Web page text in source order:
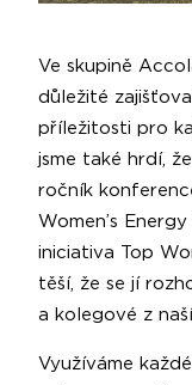
Ve skupině
důležité
příležitosti pro
jsme také hrdí,
ročník
Women’s
iniciativa Top
těší, že se jí
a kolegové z
Využíváme